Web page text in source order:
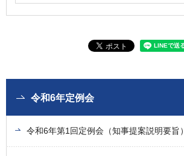
令和6年定例会
令和6年第1回定例会（知事提案説明要旨）